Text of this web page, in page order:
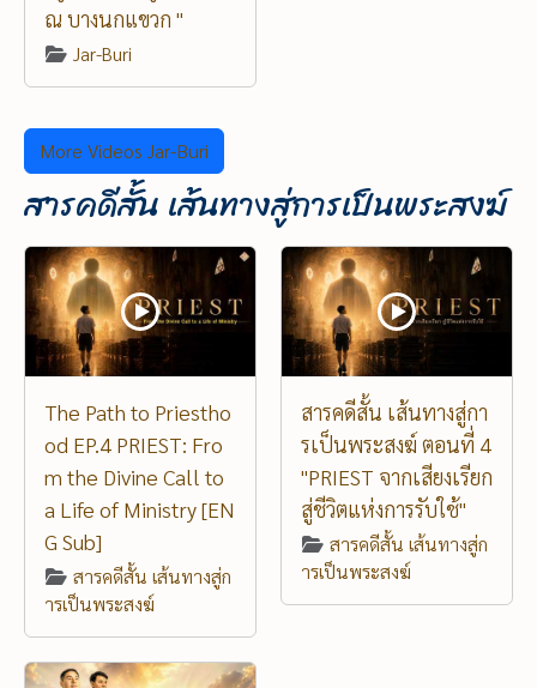
ณ บางนกแขวก "
Jar-Buri
More Videos Jar-Buri
สารคดีสั้น เส้นทางสู่การเป็นพระสงฆ์
The Path to Priestho
od EP.4 PRIEST: Fro
m the Divine Call to
a Life of Ministry [EN
G Sub]
สารคดีสั้น เส้นทางสู่ก
ารเป็นพระสงฆ์
สารคดีสั้น เส้นทางสู่กา
รเป็นพระสงฆ์ ตอนที่ 4
"PRIEST จากเสียงเรียก
สู่ชีวิตแห่งการรับใช้"
สารคดีสั้น เส้นทางสู่ก
ารเป็นพระสงฆ์